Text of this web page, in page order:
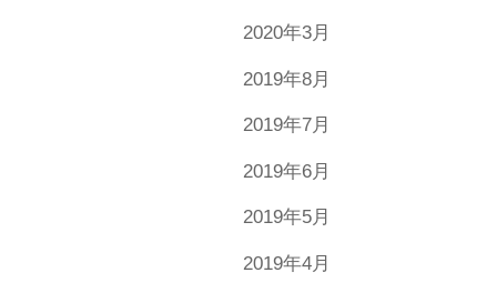
2020年3月
2019年8月
2019年7月
2019年6月
2019年5月
2019年4月